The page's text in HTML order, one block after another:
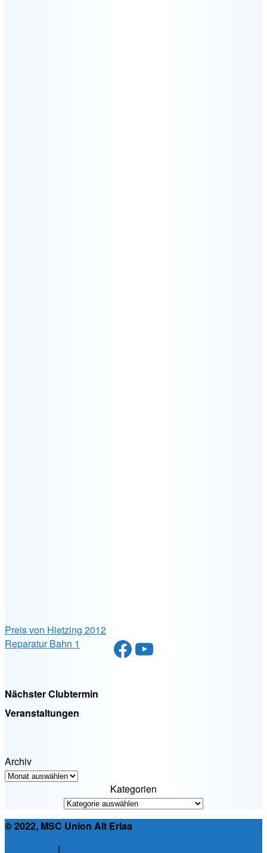
Preis von Hietzing 2012
Reparatur Bahn 1
Facebook
YouTube
Nächster Clubtermin
Veranstaltungen
Archiv
Kategorien
© 2022, MSC Union Alt Erlaa
|